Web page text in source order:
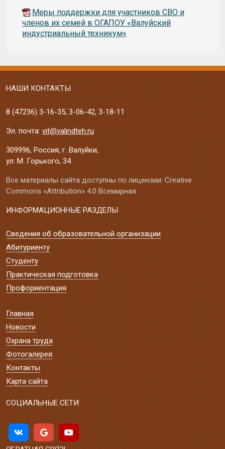
Меры поддержки для участников СВО и
членов их семей в ОГАПОУ «Валуйский
индустриальный техникум»
НАШИ КОНТАКТЫ
8 (47236) 3-16-35, 3-06-42, 3-18-11
Эл. почта: vit@valindteh.ru
309996, Россия, г. Валуйки,
ул. М. Горького, 34
Все материалы сайта доступны по лицензии: Creative
Commons «Attribution» 4.0 Всемирная
ИНФОРМАЦИОННЫЕ РАЗДЕЛЫ
Сведения об образовательной организации
Абитуриенту
Студенту
Практическая подготовка
Профориентация
Главная
Новости
Охрана труда
Фотогалерея
Контакты
Карта сайта
СОЦИАЛЬНЫЕ СЕТИ